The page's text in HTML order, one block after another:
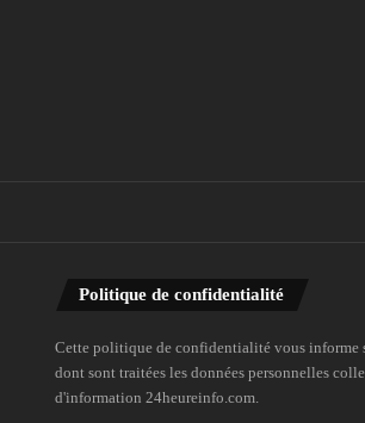
Politique de confidentialité
Cette politique de confidentialité vous informe
dont sont traitées les données personnelles
d'information 24heureinfo.com.